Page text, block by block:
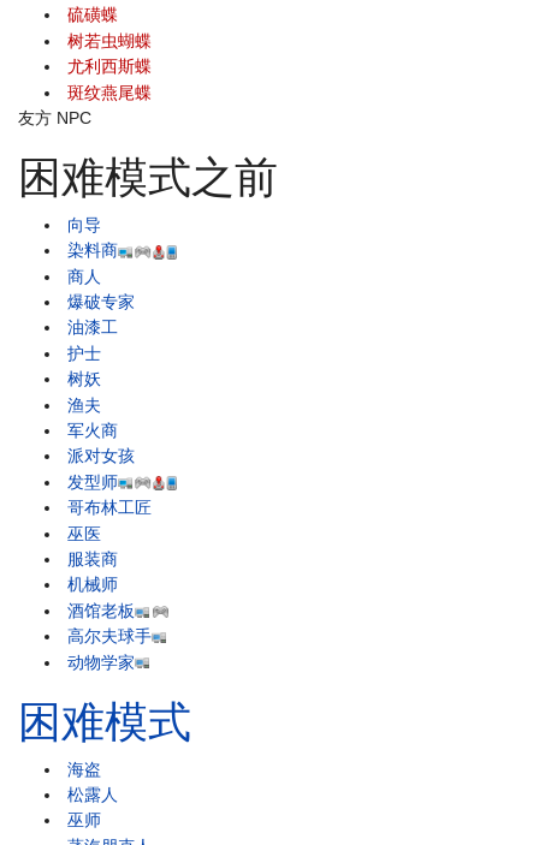
硫磺蝶
树若虫蝴蝶
尤利西斯蝶
斑纹燕尾蝶
友方 NPC
困难模式之前
向导
染料商
商人
爆破专家
油漆工
护士
树妖
渔夫
军火商
派对女孩
发型师
哥布林工匠
巫医
服装商
机械师
酒馆老板
高尔夫球手
动物学家
困难模式
海盗
松露人
巫师